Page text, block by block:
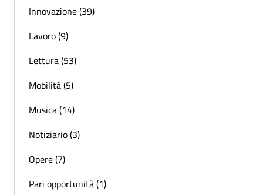
Innovazione (39)
Lavoro (9)
Lettura (53)
Mobilità (5)
Musica (14)
Notiziario (3)
Opere (7)
Pari opportunità (1)